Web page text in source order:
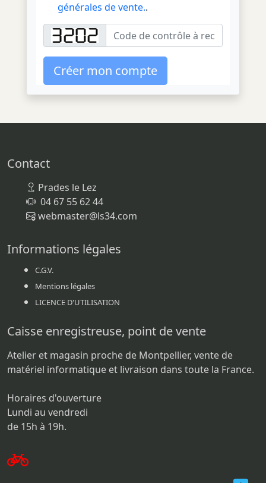
générales de vente..
Créer mon compte
Contact
Prades le Lez
04 67 55 62 44
webmaster@ls34.com
Informations légales
C.G.V.
Mentions légales
LICENCE D'UTILISATION
Caisse enregistreuse, point de vente
Atelier et magasin proche de Montpellier, vente de
matériel informatique et livraison dans toute la France.
Horaires d'ouverture
Lundi au vendredi
de 15h à 19h.